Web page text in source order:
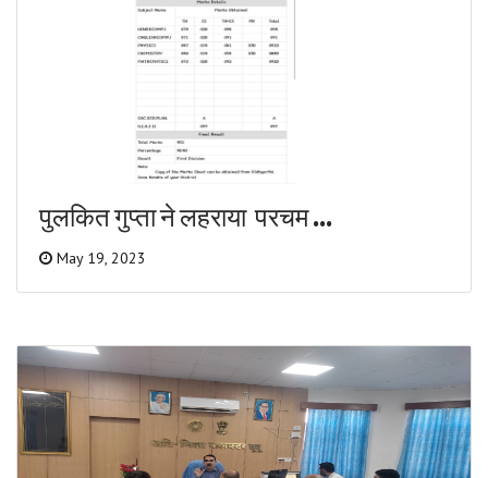
पुलकित गुप्ता ने लहराया परचम ...
May 19, 2023